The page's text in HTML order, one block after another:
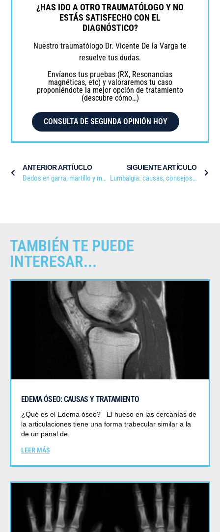
DIARIO SUR: «LOS 26 MÉDICOS
DE PRESTIGIO QUE EJERCEN
EN MÁLAGA»
Mayo 15, 2019
¿HAS IDO A OTRO TRAUMATÓLOGO Y NO
ESTÁS SATISFECHO CON EL
DIAGNÓSTICO?
Nuestro traumatólogo Dr. Vicente De la Varga te
resuelve tus dudas.
Envíanos tus pruebas (RX, Resonancias
magnéticas, etc) y valoraremos tu caso
proponiéndote la mejor opción de tratamiento
(descubre cómo…)
CONSULTA DE SEGUNDA OPINIÓN HOY
ANTERIOR ARTÍUCLO
Dedos en garra, martillo y maza: causas y tratamiento
SIGUIENTE ARTÍCULO
Lumbalgia: causas, consejos y tratamiento
TAMBIÉN TE PUEDE
INTERESAR...
EDEMA ÓSEO: CAUSAS Y TRATAMIENTO
¿Qué es el Edema óseo? El hueso en las cercanías de
la articulaciones tiene una forma trabecular similar a la
de un panal de
LEER MÁS